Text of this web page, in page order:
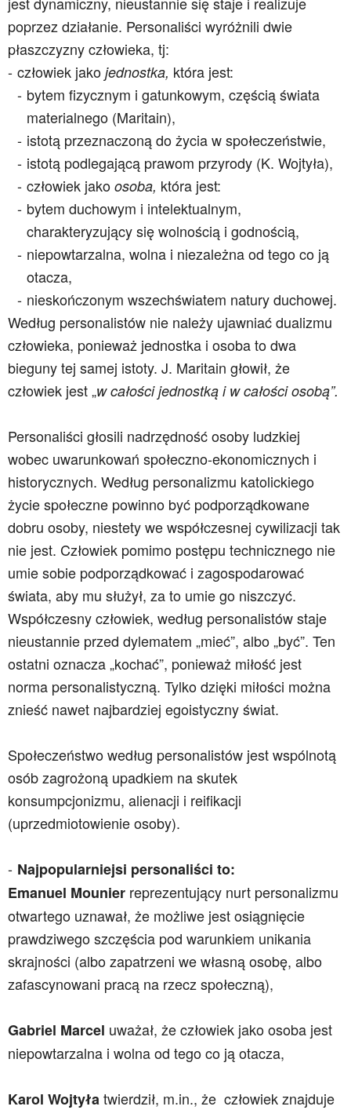
poprzez działanie. Personaliści wyróżnili dwie
płaszczyzny człowieka, tj:
człowiek jako jednostka, która jest:
bytem fizycznym i gatunkowym, częścią świata
materialnego (Maritain),
istotą przeznaczoną do życia w społeczeństwie,
istotą podlegającą prawom przyrody (K. Wojtyła),
człowiek jako osoba, która jest:
bytem duchowym i intelektualnym,
charakteryzujący się wolnością i godnością,
niepowtarzalna, wolna i niezależna od tego co ją
otacza,
nieskończonym wszechświatem natury duchowej.
Według personalistów nie należy ujawniać dualizmu
człowieka, ponieważ jednostka i osoba to dwa
bieguny tej samej istoty. J. Maritain głowił, że
człowiek jest „w całości jednostką i w całości osobą”.
Personaliści głosili nadrzędność osoby ludzkiej
wobec uwarunkowań społeczno-ekonomicznych i
historycznych. Według personalizmu katolickiego
życie społeczne powinno być podporządkowane
dobru osoby, niestety we współczesnej cywilizacji tak
nie jest. Człowiek pomimo postępu technicznego nie
umie sobie podporządkować i zagospodarować
świata, aby mu służył, za to umie go niszczyć.
Współczesny człowiek, według personalistów staje
nieustannie przed dylematem „mieć”, albo „być”. Ten
ostatni oznacza „kochać”, ponieważ miłość jest
norma personalistyczną. Tylko dzięki miłości można
znieść nawet najbardziej egoistyczny świat.
Społeczeństwo według personalistów jest wspólnotą
osób zagrożoną upadkiem na skutek
konsumpcjonizmu, alienacji i reifikacji
(uprzedmiotowienie osoby).
Najpopularniejsi personaliści to:
Emanuel Mounier reprezentujący nurt personalizmu
otwartego uznawał, że możliwe jest osiągnięcie
prawdziwego szczęścia pod warunkiem unikania
skrajności (albo zapatrzeni we własną osobę, albo
zafascynowani pracą na rzecz społeczną),
Gabriel Marcel uważał, że człowiek jako osoba jest
niepowtarzalna i wolna od tego co ją otacza,
Karol Wojtyłatwierdził, m.in., że człowiek znajduje